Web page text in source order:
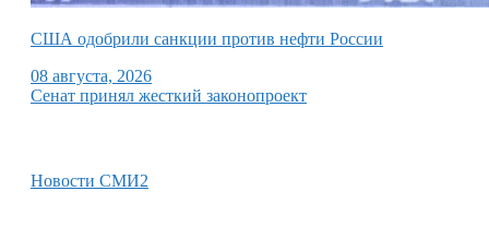
США одобрили санкции против нефти России
08 августа, 2026
Сенат принял жесткий законопроект
Новости СМИ2